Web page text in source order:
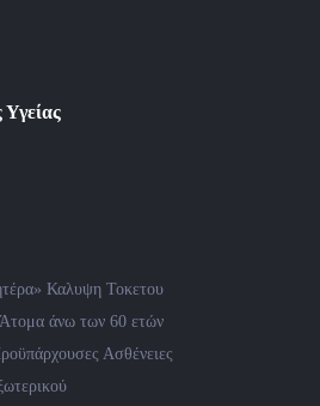
Καλυψη Τοκετου
άνω των 60 ετών
Ασθένειες